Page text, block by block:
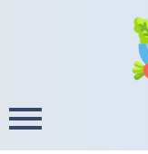
/ звуження
енергії, уваги